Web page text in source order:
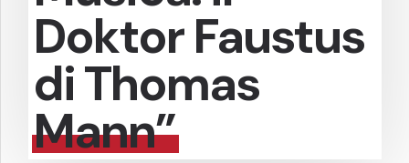
Doktor Faustus
di Thomas
Mann”